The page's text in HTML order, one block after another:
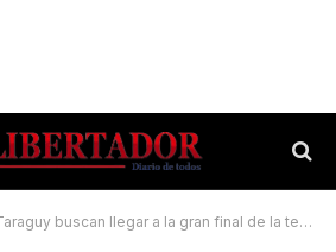
buscan llegar a la gran final de la temporada 2022